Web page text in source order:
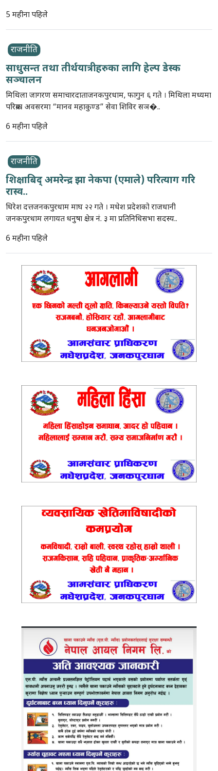
5 महीना पहिले
राजनीति
साधुसन्त तथा तीर्थयात्रीहरुका लागि हेल्प डेस्क
सञ्चालन
मिथिला जागरण समाचारदाताजनकपुरधाम, फागुन ६ गते । मिथिला मध्यमा
परिक्रमा अवसरमा “मानव महाकुण्ड” सेवा शिविर सञ�..
6 महीना पहिले
राजनीति
शिक्षाबिद् अमरेन्द्र झा नेकपा (एमाले) परित्याग गरि
रास्व..
धिरेश दत्तजनकपुरधाम माघ २२ गते । मधेश प्रदेशको राजधानी
जनकपुरधाम लगायत धनुषा क्षेत्र नं. ३ मा प्रतिनिधिसभा सदस्य..
6 महीना पहिले